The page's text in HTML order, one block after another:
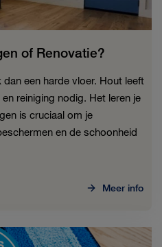
of Renovatie?
een harde vloer. Hout leeft
reiniging nodig. Het leren je
is cruciaal om je
en de schoonheid
Meer info